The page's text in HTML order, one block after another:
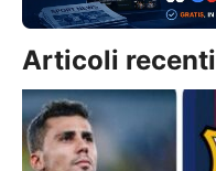
Articoli recenti